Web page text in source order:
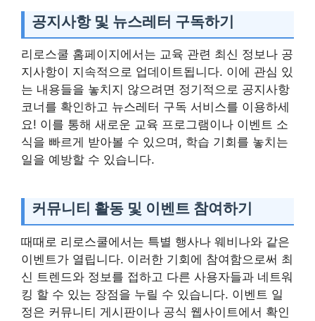
공지사항 및 뉴스레터 구독하기
리로스쿨 홈페이지에서는 교육 관련 최신 정보나 공
지사항이 지속적으로 업데이트됩니다. 이에 관심 있
는 내용들을 놓치지 않으려면 정기적으로 공지사항
코너를 확인하고 뉴스레터 구독 서비스를 이용하세
요! 이를 통해 새로운 교육 프로그램이나 이벤트 소
식을 빠르게 받아볼 수 있으며, 학습 기회를 놓치는
일을 예방할 수 있습니다.
커뮤니티 활동 및 이벤트 참여하기
때때로 리로스쿨에서는 특별 행사나 웨비나와 같은
이벤트가 열립니다. 이러한 기회에 참여함으로써 최
신 트렌드와 정보를 접하고 다른 사용자들과 네트워
킹 할 수 있는 장점을 누릴 수 있습니다. 이벤트 일
정은 커뮤니티 게시판이나 공식 웹사이트에서 확인